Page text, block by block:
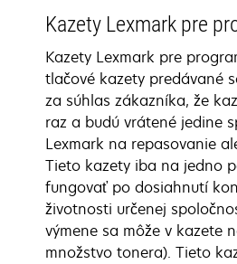
Kazety Lexmark pre
Kazety Lexmark pre
tlačové kazety predávané
za súhlas zákazníka, že
raz a budú vrátené jedine
Lexmark na repasovanie
Tieto kazety iba na jedno
fungovať po dosiahnutí
životnosti určenej
výmene sa môže v kazete
množstvo tonera). Tieto